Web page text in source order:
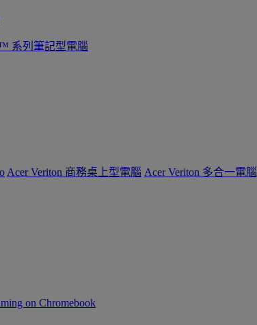
系列筆記型電腦
Acer Veriton 商務桌上型電腦 Acer Veriton 多合一電腦
on Chromebook